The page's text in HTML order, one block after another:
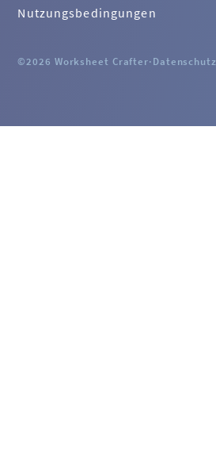
Nutzungsbedingungen
©2026 Worksheet Crafter·Datenschutz